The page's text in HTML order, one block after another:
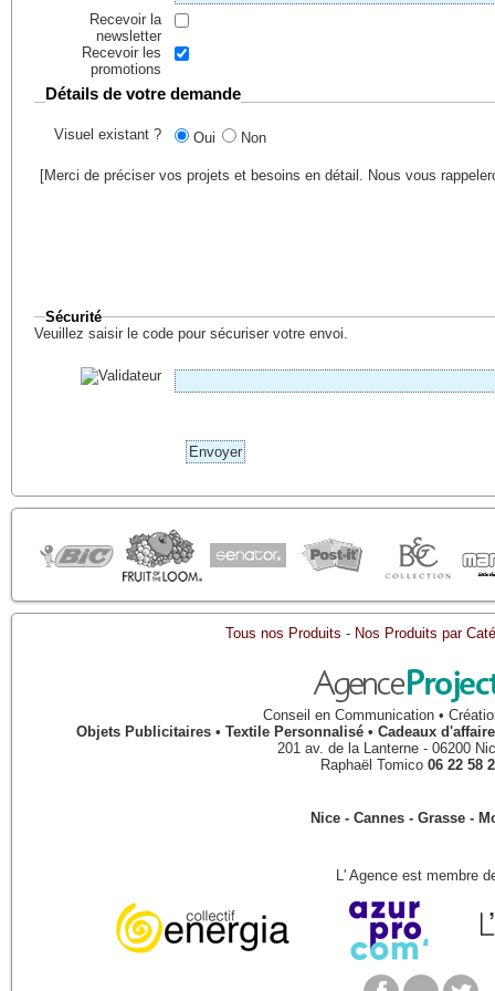
Recevoir la
newsletter
Recevoir les
promotions
Détails de votre demande
Visuel existant ? Oui Non
[Merci de préciser vos projets et besoins en détail. Nous vous
Sécurité
Veuillez saisir le code pour sécuriser votre envoi.
Tous nos Produits - Nos Produits par
Conseil en Communication •
Objets Publicitaires • Textile Personnalisé • Cadeaux
201 av. de la Lanterne - 06200
Raphaël Tomico 06 22 58
Nice - Cannes - Grasse -
L' Agence est membre